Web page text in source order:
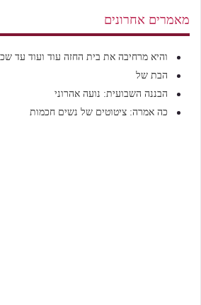
מאמרים אחרונים
והיא מרחיבה את בית החזה עוד ועוד עד
הבת של
הבננה השבועית: נועה אהרוני
כה אמרה: ציטוטים של נשים חכמות